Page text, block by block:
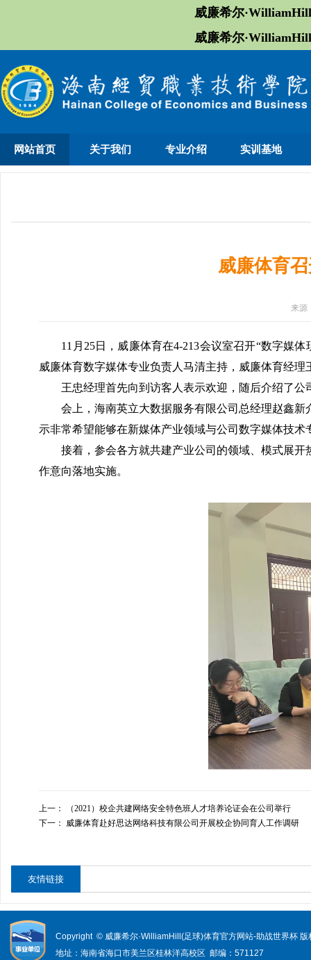
威廉希尔
威廉希尔
网站首页 关于我们 专业介绍 实训基地
威廉体育
来源
11月25日，威廉体育在4-213会议室召开“数字媒体
威廉体育数字媒体专业负责人马清主持，威廉体育经
王忠经理首先向到访客人表示欢迎，随后介绍了公
会上，海南英立大数据服务有限公司总经理赵鑫新
示非常希望能够在新媒体产业领域与公司数字媒体技术
接着，参会各方就共建产业公司的领域、模式展开
作意向落地实施。
上一：
（2021）校企共建网络安全特色班人才培养论证会在公司举行
下一：
威廉体育赴好思达网络科技有限公司开展校企协同育人工作调研
友情链接
Copyright © 威廉希尔·WilliamHill(足球)体育官方网站-助战世界杯
地址：海南省海口市美兰区桂林洋高校区 邮编：571127